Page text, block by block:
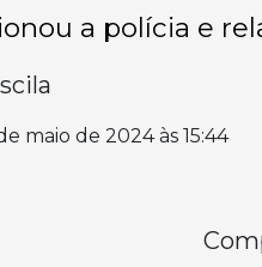
a polícia e
maio de 2024 às 15:44